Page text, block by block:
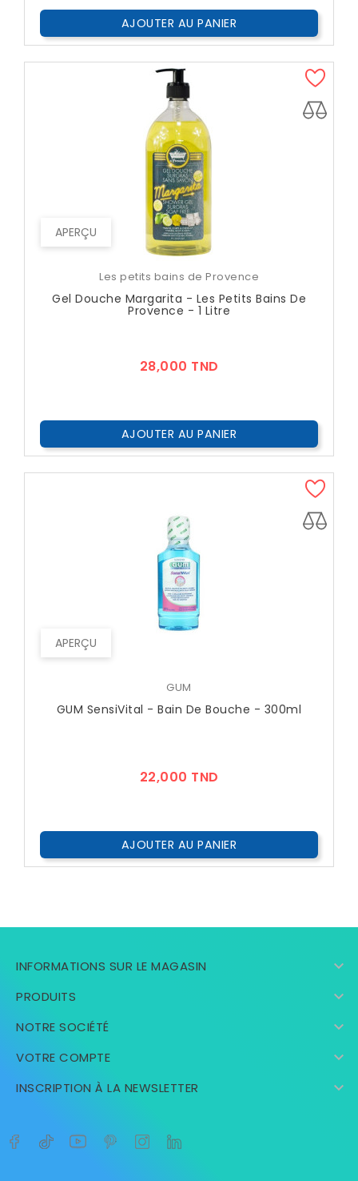
AJOUTER AU PANIER
APERÇU
Les petits bains de Provence
Gel Douche Margarita - Les Petits Bains De
Provence - 1 Litre
28,000 TND
AJOUTER AU PANIER
APERÇU
GUM
GUM SensiVital - Bain De Bouche - 300ml
22,000 TND
AJOUTER AU PANIER
INFORMATIONS SUR LE MAGASIN 
PRODUITS 
NOTRE SOCIÉTÉ 
VOTRE COMPTE 
INSCRIPTION À LA NEWSLETTER 